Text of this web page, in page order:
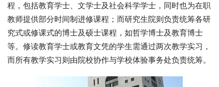
程，包括教育学士、文学士及社会科学学士，同时也为在职
教师提供部分时间制进修课程；而研究生院则负责统筹各研
究式或修课式的博士及硕士课程，如哲学博士及教育博士
等。修读教育学士或教育文凭的学生需通过两次教学实习，
而所有教学实习则由院校协作与学校体验事务处负责统筹。